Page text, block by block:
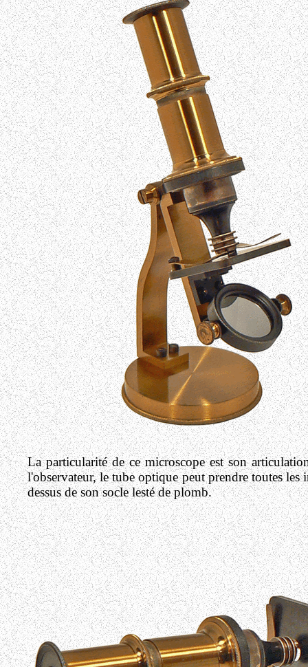
La particularité de ce microscope est son
l'observateur, le tube optique peut prendre toutes
dessus de son socle lesté de plomb.